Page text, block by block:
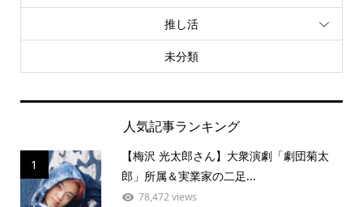
推し活
未分類
人気記事ランキング
1
【梅沢 光太郎さん】大衆演劇「劇団菊太
郎」所属＆実業家の二足...
78,472 views